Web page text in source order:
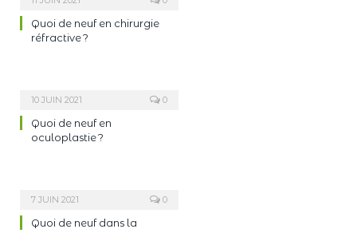
Quoi de neuf en chirurgie
réfractive ?
10 JUIN 2021 0
Quoi de neuf en
oculoplastie ?
7 JUIN 2021 0
Quoi de neuf dans la